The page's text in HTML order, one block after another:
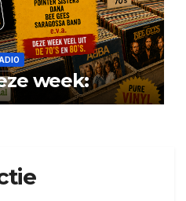
week: